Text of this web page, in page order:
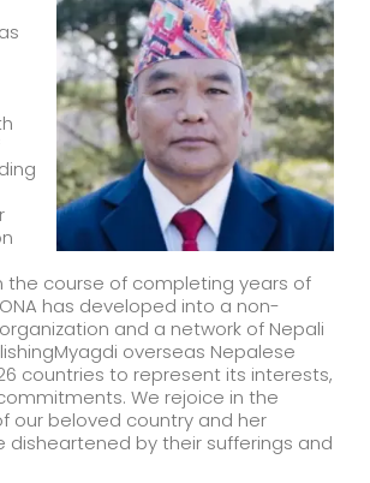
the course of completing years of
has developed into a non-
and a network of Nepali
overseas Nepalese
countries to represent its interests,
We rejoice in the
our beloved country and her
disheartened by their sufferings and